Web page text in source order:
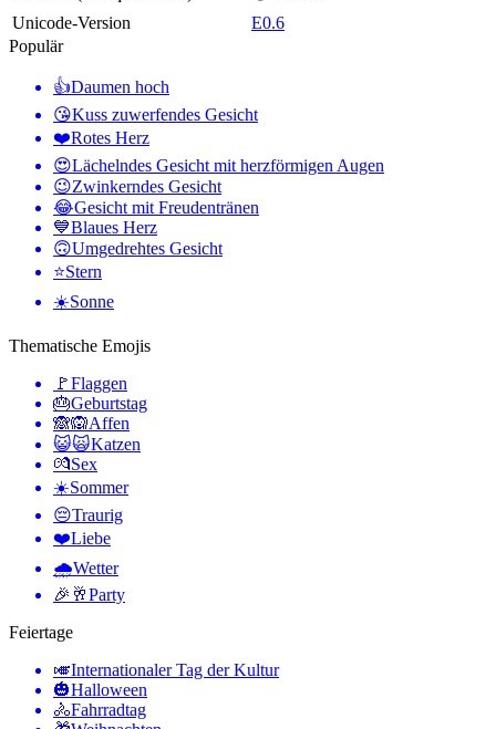
Unicode-Version
E0.6
Populär
👍Daumen hoch
😘Kuss zuwerfendes Gesicht
❤️Rotes Herz
😍Lächelndes Gesicht mit herzförmigen Augen
😉Zwinkerndes Gesicht
😂Gesicht mit Freudentränen
💙Blaues Herz
🙃Umgedrehtes Gesicht
⭐Stern
☀️Sonne
Thematische Emojis
🚩Flaggen
🎂Geburtstag
🙈🙉Affen
😺🙀Katzen
💏Sex
☀️Sommer
😔Traurig
❤️Liebe
🌧Wetter
🎉🥂Party
Feiertage
🎺Internationaler Tag der Kultur
🎃Halloween
🚴Fahrradtag